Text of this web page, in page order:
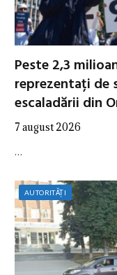
Peste 2,3
reprezentați de
escaladării din
7 august 2026
…
AUTORITĂȚI